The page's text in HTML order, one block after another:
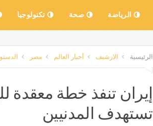
الرياضة صحة تكنولوجيا
الرئيسية الارشيف أخبار العالم مصر
إيران تنفذ خطة معقدة
تستهدف المدنيين